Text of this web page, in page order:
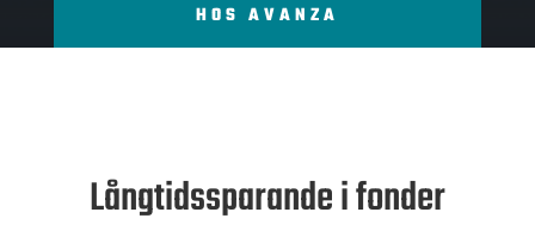
HOS AVANZA
Långtidssparande i fonder